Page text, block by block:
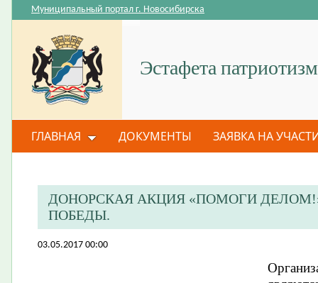
Эстафета
Муниципальный портал г. Новосибирска
ГЛАВНАЯ ДОКУМЕНТЫ ЗАЯВКА НА
ДОНОРСКАЯ АКЦИЯ «ПОМОГИ
ПОБЕДЫ.
03.05.2017 00:00